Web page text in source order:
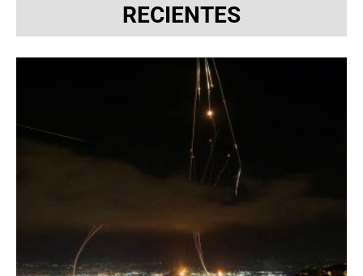
RECIENTES